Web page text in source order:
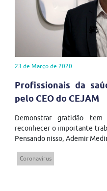
23 de Março de 2020
Profissionais da
pelo CEO do CEJAM
Demonstrar gratidão
reconhecer o importante
Pensando nisso, Ademir
Coronavírus